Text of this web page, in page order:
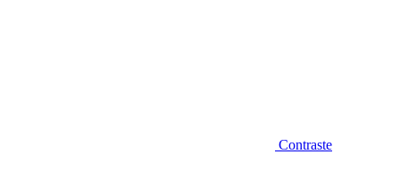
Contraste